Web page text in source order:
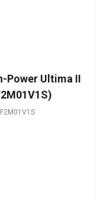
Power Ultima II